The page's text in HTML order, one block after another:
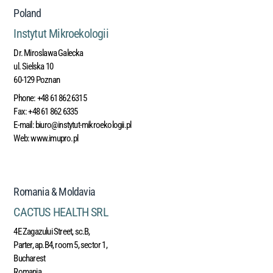
Poland
Instytut Mikroekologii
Dr. Miroslawa Galecka
ul. Sielska 10
60-129 Poznan
Phone:+48 61 862 6315
Fax: +48 61 862 6335
E-mail:biuro@instytut-mikroekologii.pl
Web:www.imupro.pl
Romania & Moldavia
CACTUS HEALTH SRL
4E Zagazului Street, sc.B,
Parter, ap.B4, room 5, sector 1,
Bucharest